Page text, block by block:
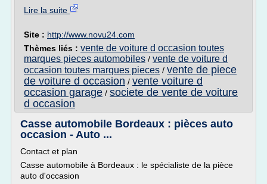
Lire la suite
Site : http://www.novu24.com
Thèmes liés : vente de voiture d occasion toutes
marques pieces automobiles / vente de voiture d
occasion toutes marques pieces / vente de piece
de voiture d occasion / vente voiture d
occasion garage / societe de vente de voiture
d occasion
Casse automobile Bordeaux : pièces auto
occasion - Auto ...
Contact et plan
Casse automobile à Bordeaux : le spécialiste de la pièce
auto d'occasion